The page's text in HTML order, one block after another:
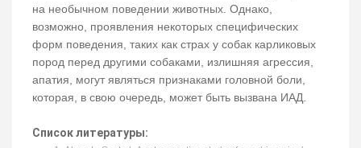
на необычном поведении животных. Однако,
возможно, проявления некоторых специфических
форм поведения, таких как страх у собак карликовых
пород перед другими собаками, излишняя агрессия,
апатия, могут являться признаками головной боли,
которая, в свою очередь, может быть вызвана ИАД.
Список литературы: